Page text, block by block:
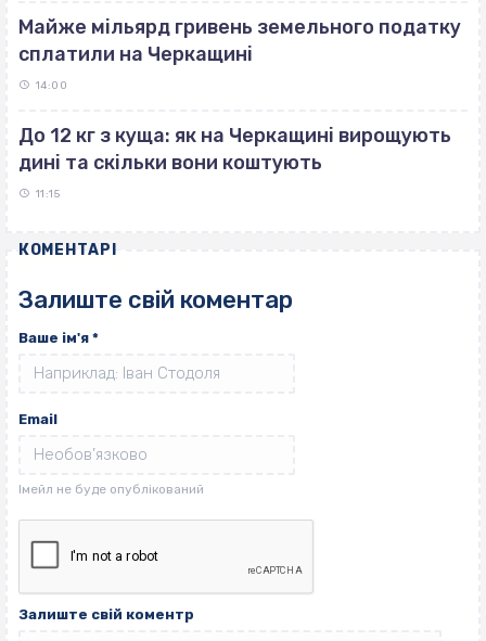
Майже мільярд гривень земельного податку
сплатили на Черкащині
14:00
До 12 кг з куща: як на Черкащині вирощують
дині та скільки вони коштують
11:15
КОМЕНТАРІ
Залиште свій коментар
Ваше ім'я *
Email
Залиште свій коментр